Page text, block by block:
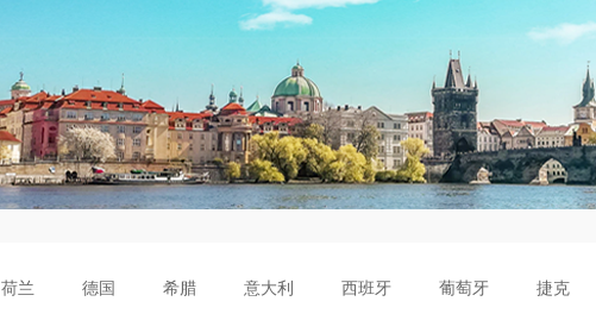
荷兰 德国 希腊 意大利 西班牙 葡萄牙 捷克